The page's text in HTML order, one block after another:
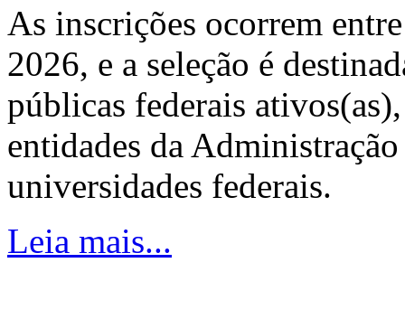
As inscrições ocorrem
2026, e a seleção é
públicas federais
entidades da
universidades federais.
Leia mais...